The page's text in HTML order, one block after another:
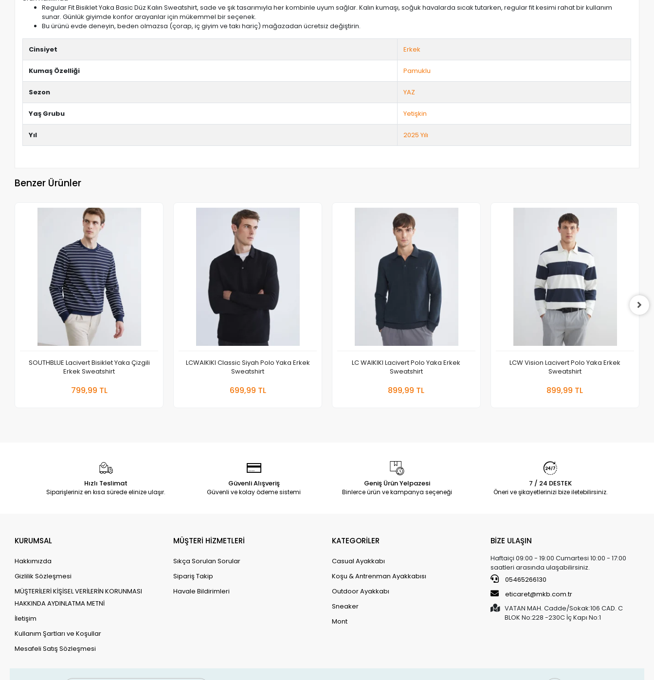
Regular Fit Bisiklet Yaka Basic Düz Kalın Sweatshirt, sade ve şık tasarımıyla her kombinle uyum sağlar. Kalın kumaşı, soğuk havalarda sıcak tutarken, regular fit kesimi rahat bir kullanım
sunar. Günlük giyimde konfor arayanlar için mükemmel bir seçenek.
Bu ürünü evde deneyin, beden olmazsa (çorap, iç giyim ve takı hariç) mağazadan ücretsiz değiştirin.
Cinsiyet Erkek
Kumaş Özelliği Pamuklu
Sezon YAZ
Yaş Grubu Yetişkin
Yıl 2025 Yılı
Benzer Ürünler
SOUTHBLUE Lacivert Bisiklet Yaka Çizgili
Erkek Sweatshirt
799,99 TL
LCWAIKIKI Classic Siyah Polo Yaka Erkek
Sweatshirt
699,99 TL
LC WAIKIKI Lacivert Polo Yaka Erkek
Sweatshirt
899,99 TL
LCW Vision Lacivert Polo Yaka Erkek
Sweatshirt
899,99 TL
Hızlı Teslimat
Siparişleriniz en kısa sürede elinize ulaşır.
Güvenli Alışveriş
Güvenli ve kolay ödeme sistemi
Geniş Ürün Yelpazesi
Binlerce ürün ve kampanya seçeneği
7 / 24 DESTEK
Öneri ve şikayetlerinizi bize iletebilirsiniz.
KURUMSAL
Hakkımızda
Gizlilik Sözleşmesi
MÜŞTERİLERİ KİŞİSEL VERİLERİN KORUNMASI
HAKKINDA AYDINLATMA METNİ
İletişim
Kullanım Şartları ve Koşullar
Mesafeli Satış Sözleşmesi
MÜŞTERİ HİZMETLERİ
Sıkça Sorulan Sorular
Sipariş Takip
Havale Bildirimleri
KATEGORİLER
Casual Ayakkabı
Koşu & Antrenman Ayakkabısı
Outdoor Ayakkabı
Sneaker
Mont
BİZE ULAŞIN
Haftaiçi 09:00 - 19:00 Cumartesi 10:00 - 17:00
saatleri arasında ulaşabilirsiniz.
05465266130
eticaret@mkb.com.tr
VATAN MAH. Cadde/Sokak:106 CAD. C
BLOK No:228 -230C İç Kapı No:1